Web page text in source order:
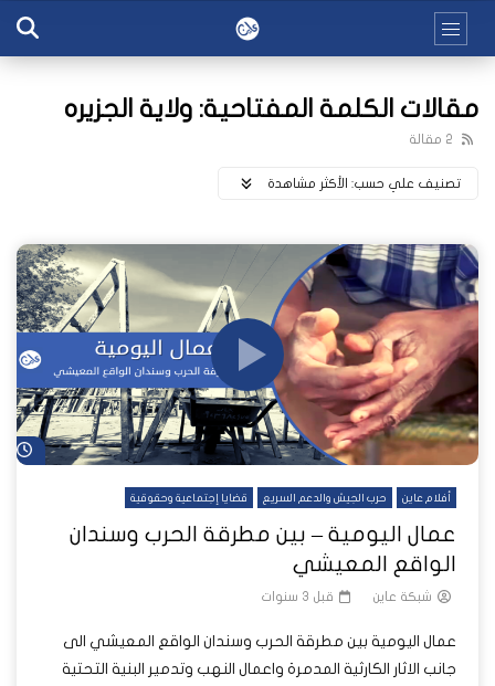
مقالات الكلمة المفتاحية: ولاية الجزيره
2 مقالة
تصنيف علي حسب: اﻷكثر مشاهدة
أفلام عاين حرب الجيش والدعم السريع قضايا إجتماعية وحقوقية
عمال اليومية – بين مطرقة الحرب وسندان
الواقع المعيشي
شبكة عاين قبل 3 سنوات
عمال اليومية بين مطرقة الحرب وسندان الواقع المعيشي الى
جانب الاثار الكارثية المدمرة واعمال النهب وتدمير البنية التحتية